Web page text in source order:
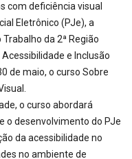
com deficiência visual
Eletrônico (PJe), a
da 2ª Região
e Inclusão
de maio, o curso Sobre
o curso abordará
o desenvolvimento do PJe
da acessibilidade no
no ambiente de